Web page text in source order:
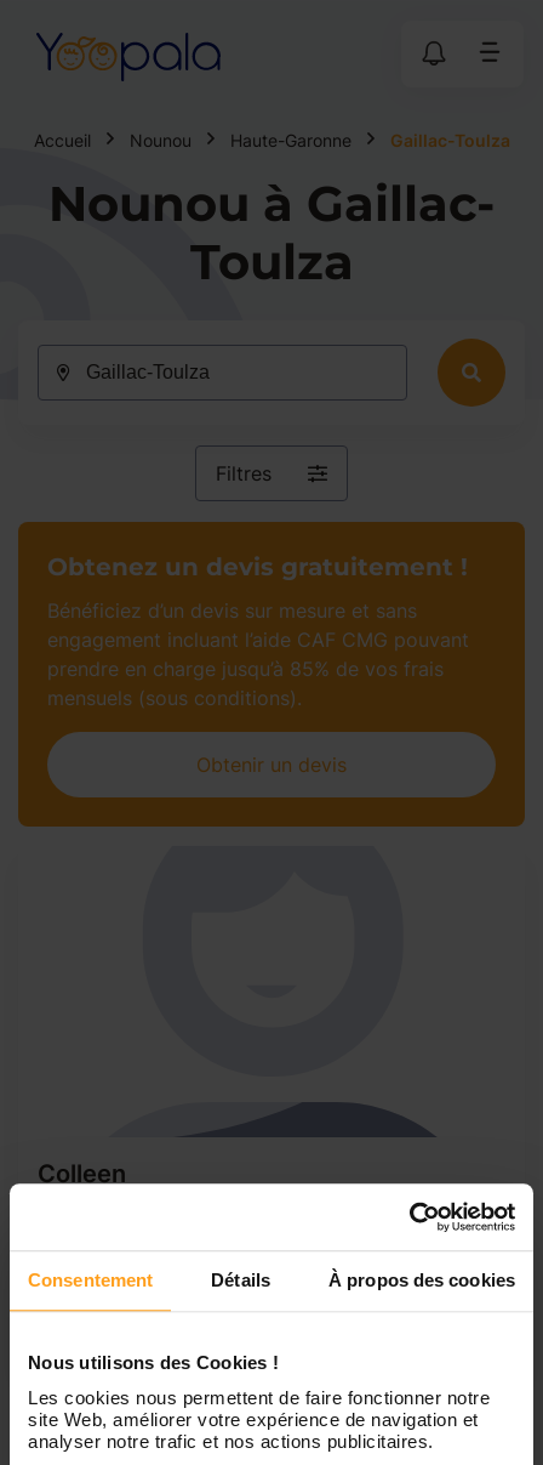
Consentement Détails À propos des cookies
Nous utilisons des Cookies !
Les cookies nous permettent de faire fonctionner notre
site Web, améliorer votre expérience de navigation et
analyser notre trafic et nos actions publicitaires.
Accueil Nounou Haute-Garonne Gaillac-Toulza
Nounou à Gaillac-
Toulza
Filtres
Colleen
Sapat (Services Aux Personnes et Aux Territoires), je suis
également en CAP petite enfance. J’ai mon permis, je suis
sérieuse, organisée, à l’écoute et ponctuelle dans mon
Obtenez un devis gratuitement !
Bénéficiez d’un devis sur mesure et sans
engagement incluant l’aide CAF CMG pouvant
prendre en charge jusqu’à 85% de vos frais
mensuels (sous conditions).
Obtenir un devis
1